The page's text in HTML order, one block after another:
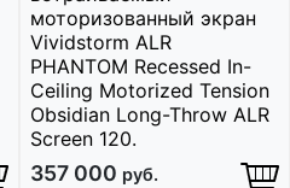
моторизованный экран
Vividstorm ALR
PHANTOM Recessed In-
Ceiling Motorized Tension
Obsidian Long-Throw ALR
Screen 120.
357 000 руб.